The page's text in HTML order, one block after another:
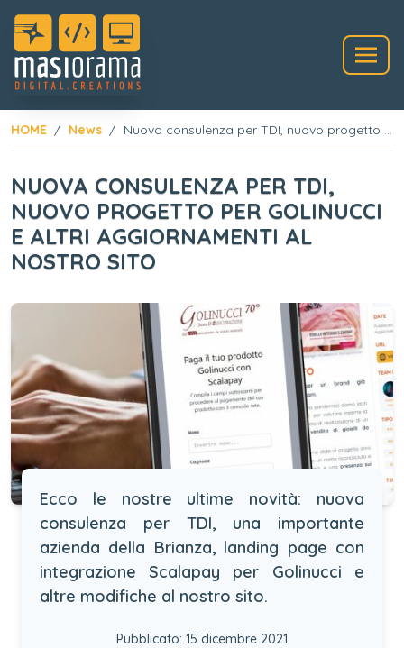
HOME News Nuova consulenza per TDI, nuovo progetto per Golinucci e altri aggiornamenti al nostro sito
NUOVA CONSULENZA PER TDI,
NUOVO PROGETTO PER GOLINUCCI
E ALTRI AGGIORNAMENTI AL
NOSTRO SITO
Ecco le nostre ultime novità: nuova
consulenza per TDI, una importante
azienda della Brianza, landing page con
integrazione Scalapay per Golinucci e
altre modifiche al nostro sito.
Pubblicato: 15 dicembre 2021